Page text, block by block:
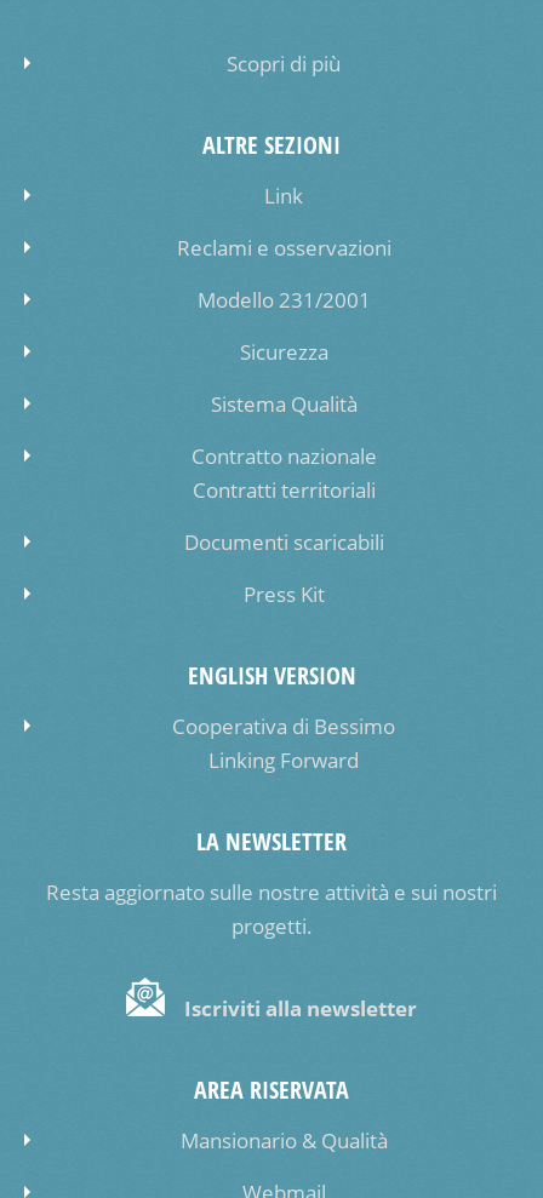
Scopri di più
ALTRE SEZIONI
Link
Reclami e osservazioni
Modello 231/2001
Sicurezza
Sistema Qualità
Contratto nazionale
Contratti territoriali
Documenti scaricabili
Press Kit
ENGLISH VERSION
Cooperativa di Bessimo
Linking Forward
LA NEWSLETTER
Resta aggiornato sulle nostre attività e sui nostri
progetti.
Iscriviti alla newsletter
AREA RISERVATA
Mansionario & Qualità